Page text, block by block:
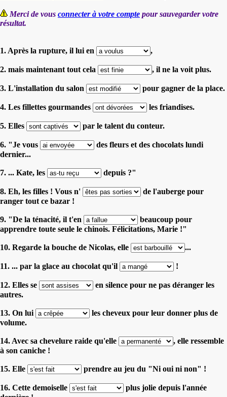
Merci de vous connecter à votre compte pour sauvegarder votre
résultat.
1. Après la rupture, il lui en ,
2. mais maintenant tout cela , il ne la voit plus.
3. L'installation du salon pour gagner de la place.
4. Les fillettes gourmandes les friandises.
5. Elles par le talent du conteur.
6. "Je vous
des fleurs et des chocolats lundi
dernier...
7. ... Kate, les depuis ?"
8. Eh, les filles ! Vous n'
de l'auberge pour
ranger tout ce bazar !
9. "De la ténacité, il t'en
beaucoup pour
apprendre toute seule le chinois. Félicitations, Marie !"
10. Regarde la bouche de Nicolas, elle ...
11. ... par la glace au chocolat qu'il !
12. Elles se
en silence pour ne pas déranger les
autres.
13. On lui
les cheveux pour leur donner plus de
volume.
14. Avec sa chevelure raide qu'elle
, elle ressemble
à son caniche !
15. Elle prendre au jeu du "Ni oui ni non" !
16. Cette demoiselle
plus jolie depuis l'année